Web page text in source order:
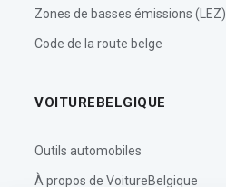
Zones de basses émissions (LEZ)
Code de la route belge
VOITUREBELGIQUE
Outils automobiles
À propos de VoitureBelgique